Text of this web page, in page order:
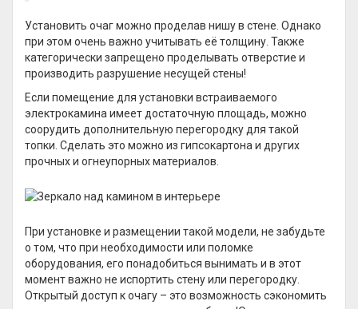
Установить очаг можно проделав нишу в стене. Однако
при этом очень важно учитывать её толщину. Также
категорически запрещено проделывать отверстие и
производить разрушение несущей стены!
Если помещение для установки встраиваемого
электрокамина имеет достаточную площадь, можно
соорудить дополнительную перегородку для такой
топки. Сделать это можно из гипсокартона и других
прочных и огнеупорных материалов.
При установке и размещении такой модели, не забудьте
о том, что при необходимости или поломке
оборудования, его понадобиться вынимать и в этот
момент важно не испортить стену или перегородку.
Открытый доступ к очагу – это возможность сэкономить